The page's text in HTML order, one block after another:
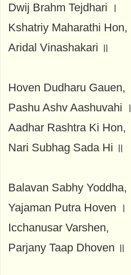
Dwij Brahm Tejdhari ।
Kshatriy Maharathi Hon,
Aridal Vinashakari ॥
Hoven Dudharu Gauen,
Pashu Ashv Aashuvahi ।
Aadhar Rashtra Ki Hon,
Nari Subhag Sada Hi ॥
Balavan Sabhy Yoddha,
Yajaman Putra Hoven ।
Icchanusar Varshen,
Parjany Taap Dhoven ॥